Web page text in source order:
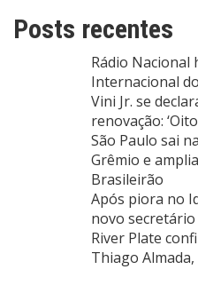
Posts recentes
Rádio Nacional
Internacional
Vini Jr. se
renovação:
São Paulo sai
Grêmio e
Brasileirão
Após piora no
novo secretário
River Plate
Thiago